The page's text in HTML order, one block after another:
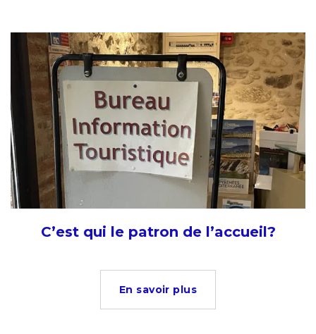
C’est qui le patron de l’accueil?
En savoir plus